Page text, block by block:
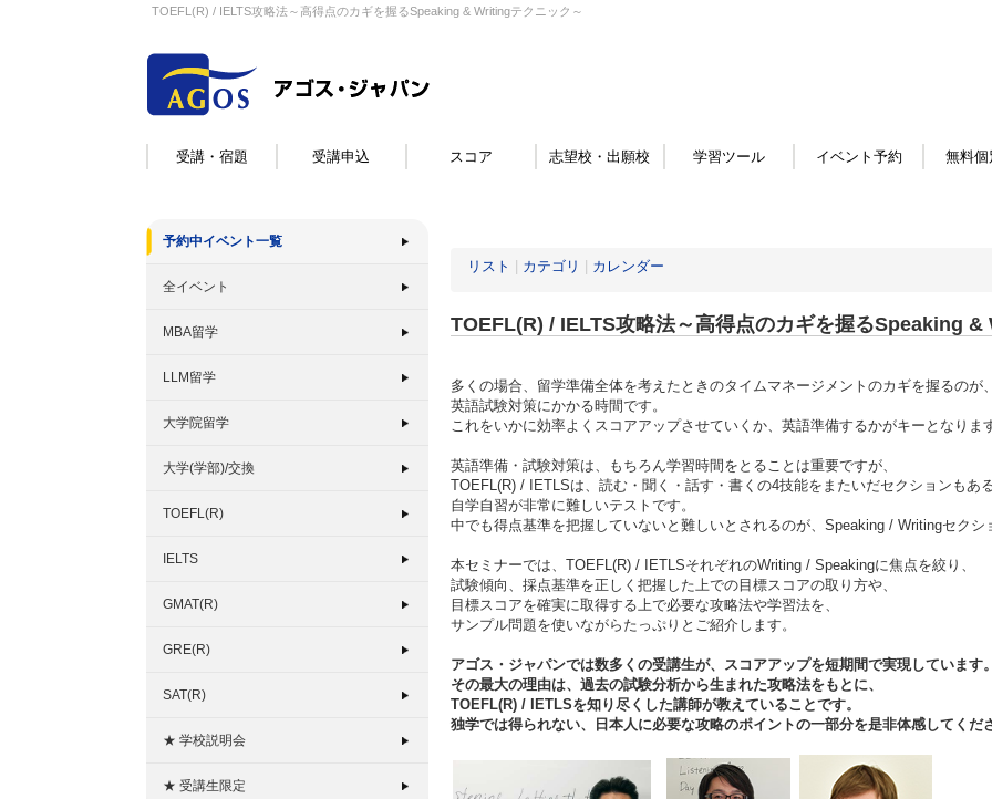
TOEFL(R) / IELTS攻略法～高得点のカギを握るSpeaking & Writingテクニック～
受講・宿題 受講申込 スコア 志望校・出願校 学習ツール イベント予約 無料個
予約中イベント一覧
全イベント
MBA留学
LLM留学
大学院留学
大学(学部)/交換
TOEFL(R)
IELTS
GMAT(R)
GRE(R)
SAT(R)
★ 学校説明会
★ 受講生限定
リスト カテゴリ カレンダー
TOEFL(R) / IELTS攻略法～高得点のカギを握るSpeaking &
多くの場合、留学準備全体を考えたときのタイムマネージメントのカギを握るのが、
英語試験対策にかかる時間です。
これをいかに効率よくスコアアップさせていくか、英語準備するかがキーとなりま
英語準備・試験対策は、もちろん学習時間をとることは重要ですが、
TOEFL(R) / IETLSは、読む・聞く・話す・書くの4技能をまたいだセクションもある
自学自習が非常に難しいテストです。
中でも得点基準を把握していないと難しいとされるのが、Speaking / Writingセクシ
本セミナーでは、TOEFL(R) / IETLSそれぞれのWriting / Speakingに焦点を絞り、
試験傾向、採点基準を正しく把握した上での目標スコアの取り方や、
目標スコアを確実に取得する上で必要な攻略法や学習法を、
サンプル問題を使いながらたっぷりとご紹介します。
アゴス・ジャパンでは数多くの受講生が、スコアアップを短期間で実現しています。
その最大の理由は、過去の試験分析から生まれた攻略法をもとに、
TOEFL(R) / IETLSを知り尽くした講師が教えていることです。
独学では得られない、日本人に必要な攻略のポイントの一部分を是非体感してくだ